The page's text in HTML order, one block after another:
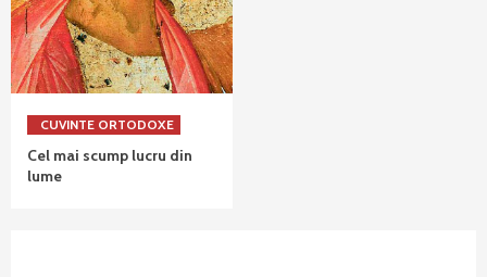
CUVINTE ORTODOXE
Cel mai scump lucru din
lume